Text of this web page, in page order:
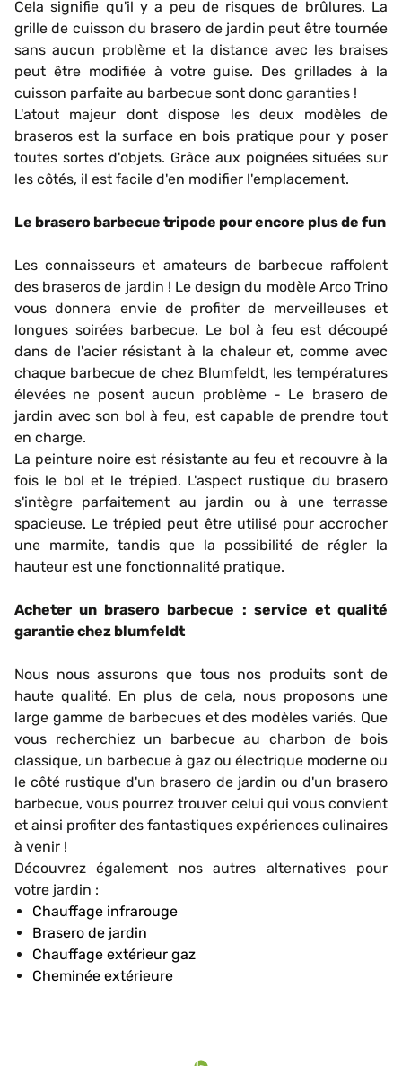
Cela signifie qu'il y a peu de risques de brûlures. La
grille de cuisson du brasero de jardin peut être tournée
sans aucun problème et la distance avec les braises
peut être modifiée à votre guise. Des grillades à la
cuisson parfaite au barbecue sont donc garanties !
L'atout majeur dont dispose les deux modèles de
braseros est la surface en bois pratique pour y poser
toutes sortes d'objets. Grâce aux poignées situées sur
les côtés, il est facile d'en modifier l'emplacement.
Le brasero barbecue tripode pour encore plus de fun
Les connaisseurs et amateurs de barbecue raffolent
des braseros de jardin ! Le design du modèle Arco Trino
vous donnera envie de profiter de merveilleuses et
longues soirées barbecue. Le bol à feu est découpé
dans de l'acier résistant à la chaleur et, comme avec
chaque barbecue de chez Blumfeldt, les températures
élevées ne posent aucun problème - Le brasero de
jardin avec son bol à feu, est capable de prendre tout
en charge.
La peinture noire est résistante au feu et recouvre à la
fois le bol et le trépied. L'aspect rustique du brasero
s'intègre parfaitement au jardin ou à une terrasse
spacieuse. Le trépied peut être utilisé pour accrocher
une marmite, tandis que la possibilité de régler la
hauteur est une fonctionnalité pratique.
Acheter un brasero barbecue : service et qualité
garantie chez blumfeldt
Nous nous assurons que tous nos produits sont de
haute qualité. En plus de cela, nous proposons une
large gamme de barbecues et des modèles variés. Que
vous recherchiez un barbecue au charbon de bois
classique, un barbecue à gaz ou électrique moderne ou
le côté rustique d'un brasero de jardin ou d'un brasero
barbecue, vous pourrez trouver celui qui vous convient
et ainsi profiter des fantastiques expériences culinaires
à venir !
Découvrez également nos autres alternatives pour
votre jardin :
Chauffage infrarouge
Brasero de jardin
Chauffage extérieur gaz
Cheminée extérieure